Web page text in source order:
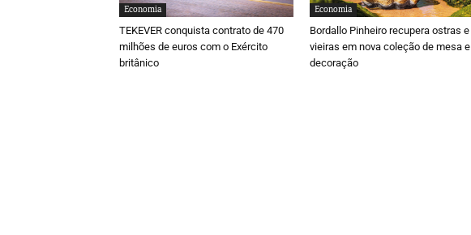
Economia
TEKEVER conquista contrato de 470
milhões de euros com o Exército
britânico
Economia
Bordallo Pinheiro recupera ostras e
vieiras em nova coleção de mesa e
decoração